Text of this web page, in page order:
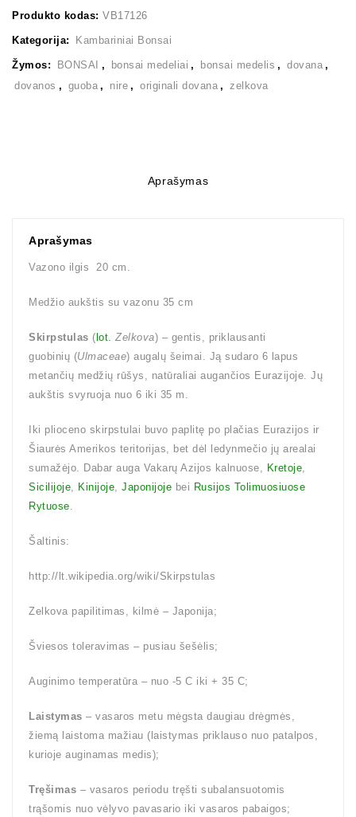
Produkto kodas: VB17126
Kategorija: Kambariniai Bonsai
Žymos: BONSAI , bonsai medeliai , bonsai medelis , dovana ,
dovanos , guoba , nire , originali dovana , zelkova
Aprašymas
Aprašymas
Vazono ilgis 20 cm.
Medžio aukštis su vazonu 35 cm
Skirpstulas ( lot. Zelkova) – gentis, priklausanti
guobinių (Ulmaceae) augalų šeimai. Ją sudaro 6 lapus
metančių medžių rūšys, natūraliai augančios Eurazijoje. Jų
aukštis svyruoja nuo 6 iki 35 m.
Iki plioceno skirpstulai buvo paplitę po plačias Eurazijos ir
Šiaurės Amerikos teritorijas, bet dėl ledynmečio jų arealai
sumažėjo. Dabar auga Vakarų Azijos kalnuose, Kretoje,
Sicilijoje, Kinijoje, Japonijoje bei Rusijos Tolimuosiuose
Rytuose.
Šaltinis:
http://lt.wikipedia.org/wiki/Skirpstulas
Zelkova papilitimas, kilmė – Japonija;
Šviesos toleravimas – pusiau šešėlis;
Auginimo temperatūra – nuo -5 C iki + 35 C;
Laistymas – vasaros metu mėgsta daugiau drėgmės,
žiemą laistoma mažiau (laistymas priklauso nuo patalpos,
kurioje auginamas medis);
Tręšimas – vasaros periodu tręšti subalansuotomis
trąšomis nuo vėlyvo pavasario iki vasaros pabaigos;